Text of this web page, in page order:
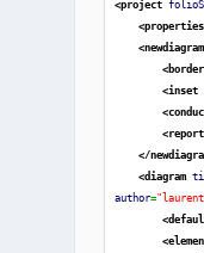
<project
<properties
<border
<inset
<report
</
<diagram
author=